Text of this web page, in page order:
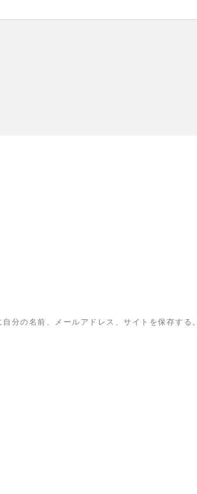
分の名前、メールアドレス、サイトを保存する。